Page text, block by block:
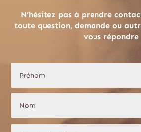
N’hésitez pas à prendre
toute question, demande ou
vous répondre